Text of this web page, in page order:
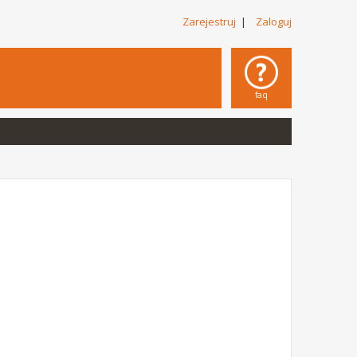
Zarejestruj | Zaloguj
faq